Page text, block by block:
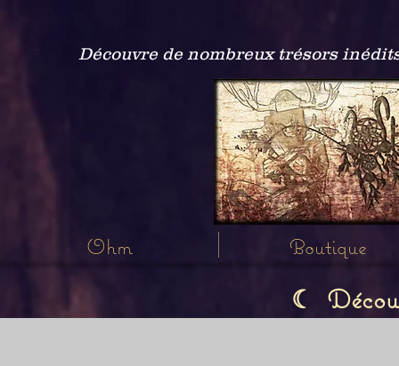
Découvre de nombreux trésors
Ohm Boutique
☾